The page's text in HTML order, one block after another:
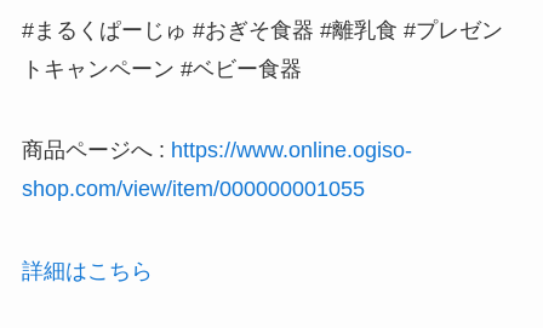
#まるくぱーじゅ #おぎそ食器 #離乳食 #プレゼン
トキャンペーン #ベビー食器
商品ページへ : https://www.online.ogiso-
shop.com/view/item/000000001055
詳細はこちら